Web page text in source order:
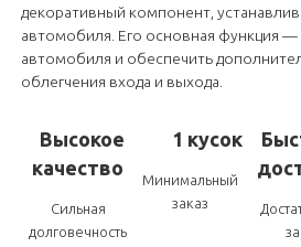
декоративный компонент,
автомобиля. Его основная функция
автомобиля и обеспечить
облегчения входа и выхода.
Высокое
качество
Сильная
долговечность
1 кусок
Минимальный
заказ